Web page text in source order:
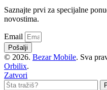
Saznajte prvi za specijalne
novostima.
Email
Pošalji
© 2026. Bezar Mobile. Sva
Orbilix.
Zatvori